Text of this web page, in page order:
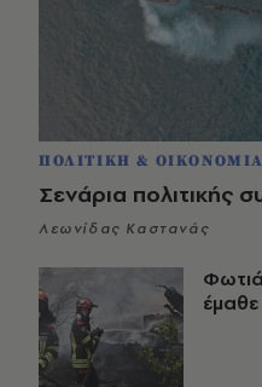
ΠΟΛΙΤΙΚΗ & ΟΙΚΟΝΟΜΙΑ
Σενάρια πολιτικής
Λεωνίδας Καστανάς
έμαθε